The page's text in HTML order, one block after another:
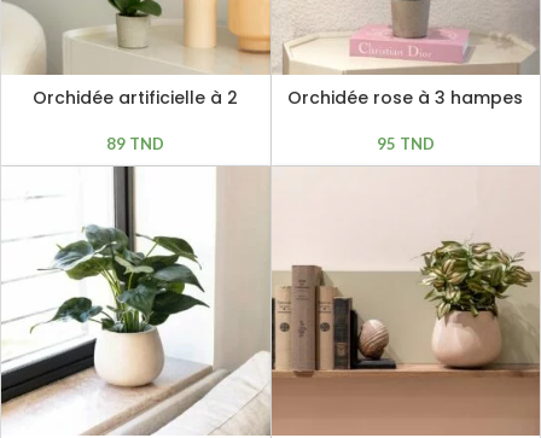
Orchidée artificielle à 2
89 TND
Orchidée rose à 3 hampes
95 TND